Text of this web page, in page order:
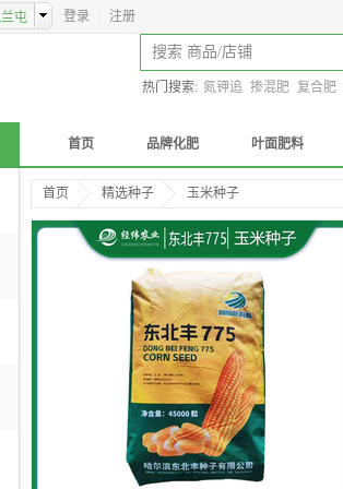
登录 注册
热门搜索: 氮钾追 掺混肥 复合肥
首页 品牌化肥 叶面肥料
首页 精选种子 玉米种子